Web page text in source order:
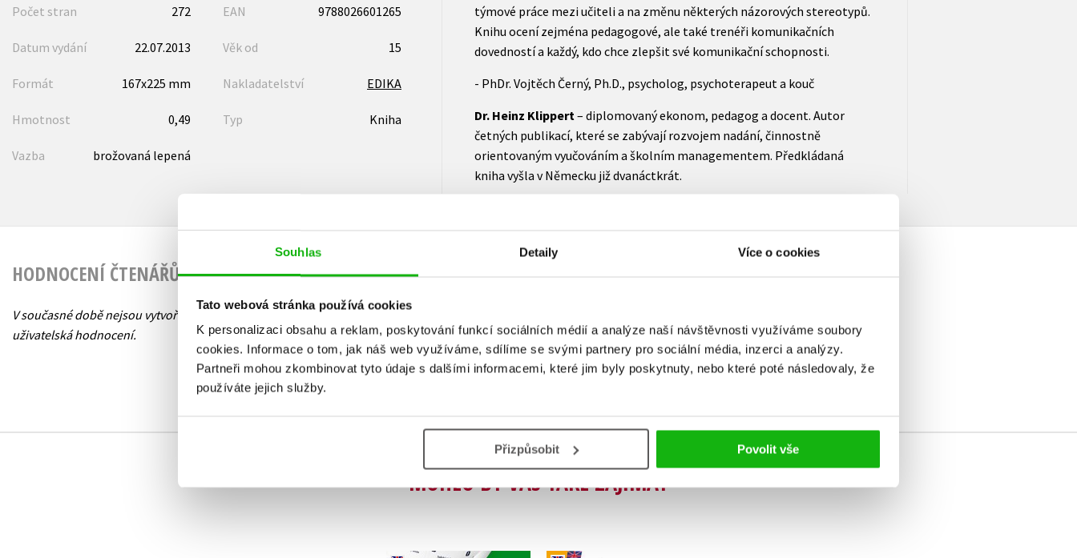
Souhlas Detaily Více o cookies
Tato webová stránka používá cookies
K personalizaci obsahu a reklam, poskytování funkcí sociálních médií a analýze naší návštěvnosti využíváme soubory
cookies. Informace o tom, jak náš web využíváme, sdílíme se svými partnery pro sociální média, inzerci a analýzy.
Partneři mohou zkombinovat tyto údaje s dalšími informacemi, které jim byly poskytnuty, nebo které poté následovaly, že
používáte jejich služby.
Přizpůsobit Povolit vše
Počet stran 272 EAN 9788026601265
Datum vydání 22.07.2013 Věk od 15
Formát 167x225 mm Nakladatelství EDIKA
Hmotnost 0,49 Typ Kniha
Vazba brožovaná lepená
týmové práce mezi učiteli a na změnu některých názorových stereotypů.
Knihu ocení zejména pedagogové, ale také trenéři komunikačních
dovedností a každý, kdo chce zlepšit své komunikační schopnosti.
- PhDr. Vojtěch Černý, Ph.D., psycholog, psychoterapeut a kouč
Dr. Heinz Klippert – diplomovaný ekonom, pedagog a docent. Autor
četných publikací, které se zabývají rozvojem nadání, činnostně
orientovaným vyučováním a školním managementem. Předkládaná
kniha vyšla v Německu již dvanáctkrát.
HODNOCENÍ ČTENÁŘŮ
V současné době nejsou vytvořena žádná
uživatelská hodnocení.
Vaše hodnocení
Uživatelskou recenzi mohou vkládat pouze registrovaní uživatelé
MOHLO BY VÁS TAKÉ ZAJÍMAT